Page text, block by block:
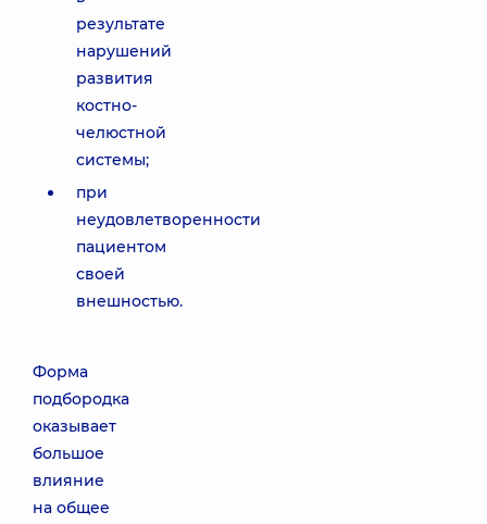
результате
нарушений
развития
костно-
челюстной
системы;
при
неудовлетворенности
пациентом
своей
внешностью.
Форма
подбородка
оказывает
большое
влияние
на общее